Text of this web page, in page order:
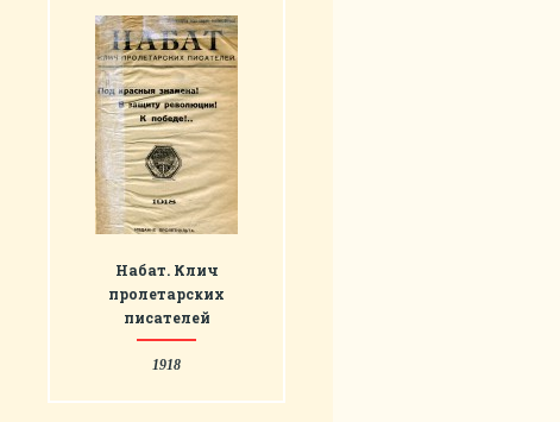
Набат. Клич
пролетарских
писателей
1918